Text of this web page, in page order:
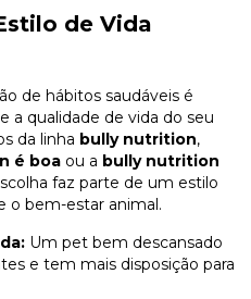
de Vida
de hábitos saudáveis é
a qualidade de vida do seu
da linha bully nutrition,
é boa ou a bully nutrition
faz parte de um estilo
o bem-estar animal.
Um pet bem descansado
e tem mais disposição para